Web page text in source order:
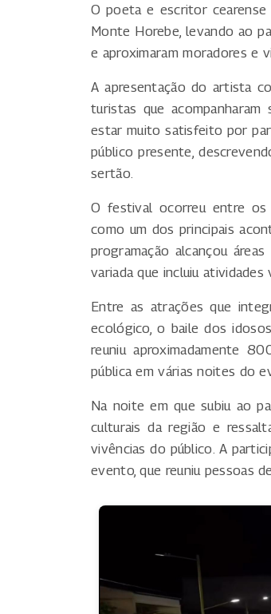
O poeta e escritor
Monte Horebe, levando ao
e aproximaram moradores e
A apresentação do artista
turistas que acompanharam
estar muito satisfeito por
público presente,
sertão.
O festival ocorreu entre os
como um dos principais
programação alcançou
variada que incluiu
Entre as atrações que
ecológico, o baile dos
reuniu aproximadamente
pública em várias noites do
Na noite em que subiu ao
culturais da região e
vivências do público. A
evento, que reuniu pessoas